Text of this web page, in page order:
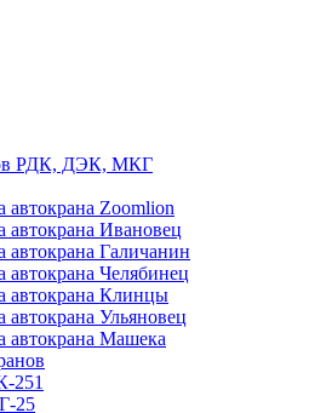
РДК, ДЭК, МКГ
автокрана Zoomlion
автокрана Ивановец
автокрана Галичанин
Челябинец
автокрана Клинцы
Ульяновец
автокрана Машека
251
25